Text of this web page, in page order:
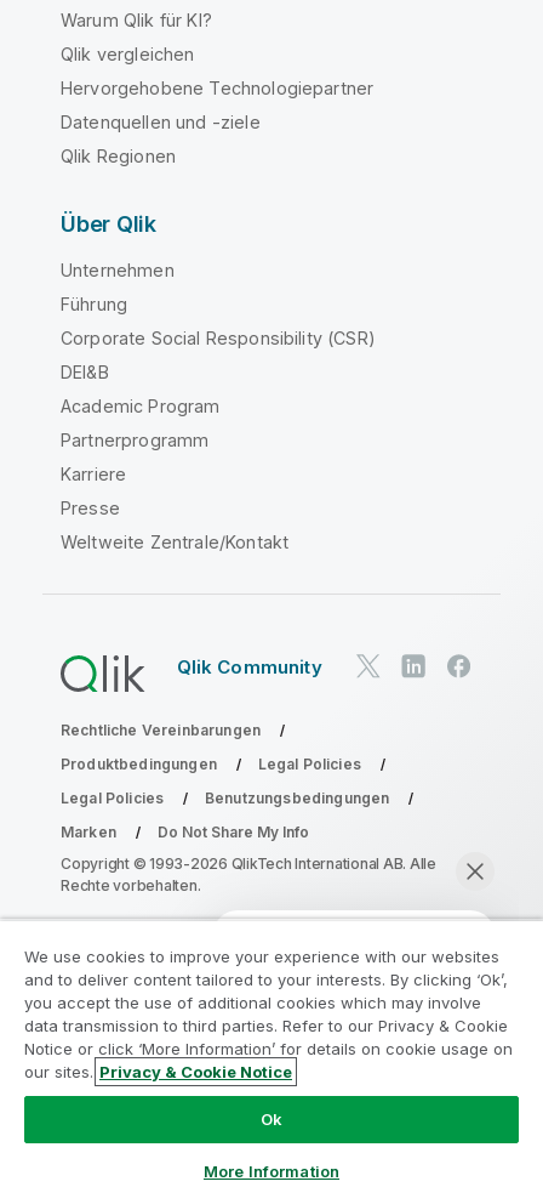
Warum Qlik für KI?
Qlik vergleichen
Hervorgehobene Technologiepartner
Datenquellen und -ziele
Qlik Regionen
Über Qlik
Unternehmen
Führung
Corporate Social Responsibility (CSR)
DEI&B
Academic Program
Partnerprogramm
Karriere
Presse
Weltweite Zentrale/Kontakt
Qlik Community
Rechtliche Vereinbarungen
Produktbedingungen
Legal Policies
Legal Policies
Benutzungsbedingungen
Marken
Do Not Share My Info
Copyright © 1993-2026 QlikTech International AB. Alle
Rechte vorbehalten.
Nehmen Sie am Analyse-
Modernisierungsprogramm teil
Modernisieren Sie mit dem Analyse-
Modernisierungsprogramm, ohne Ihre wertvollen
QlikView-Apps zu gefährden.
Informationen oder kontaktieren Sie uns:
ampquestions@qlik.com
We use cookies to improve your experience with our websites
and to deliver content tailored to your interests. By clicking ‘Ok’,
you accept the use of additional cookies which may involve
data transmission to third parties. Refer to our Privacy & Cookie
Notice or click ‘More Information’ for details on cookie usage on
our sites. Privacy & Cookie Notice
Ok
More Information